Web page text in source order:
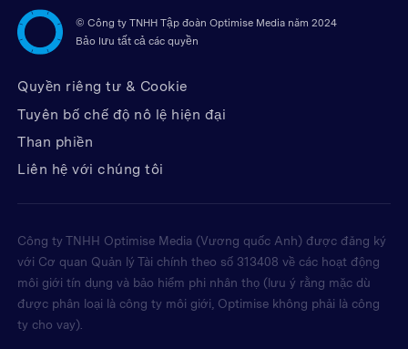
© Công ty TNHH Tập đoàn Optimise Media năm 2024
Bảo lưu tất cả các quyền
Quyền riêng tư & Cookie
Tuyên bố chế độ nô lệ hiện đại
Than phiền
Liên hệ với chúng tôi
Công ty TNHH Optimise Media (Vương quốc Anh) được đăng ký
với Cơ quan Quản lý Tài chính theo số 313408 về các hoạt động
môi giới tín dụng và bảo hiểm phi nhân thọ (lưu ý rằng mặc dù
được phân loại là công ty môi giới, Optimise không phải là công
ty cho vay).